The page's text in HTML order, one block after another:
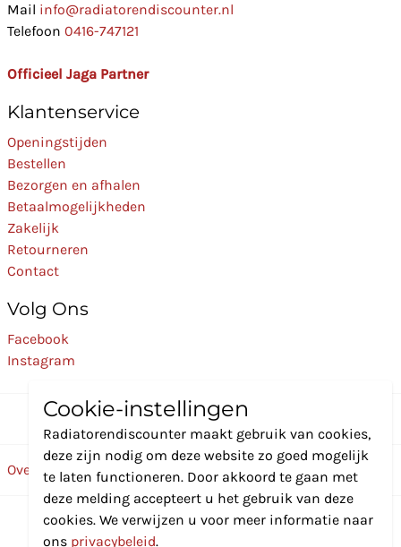
Mail info@radiatorendiscounter.nl
Telefoon 0416-747121
Officieel Jaga Partner
Klantenservice
Openingstijden
Bestellen
Bezorgen en afhalen
Betaalmogelijkheden
Zakelijk
Retourneren
Contact
Volg Ons
Facebook
Instagram
Over ons DisclaimerPrivacybeleid Algemene voorwaarden
© 2024 - RadiatorenDiscounter
Cookie-instellingen
Radiatorendiscounter maakt gebruik van cookies,
deze zijn nodig om deze website zo goed mogelijk
te laten functioneren. Door akkoord te gaan met
deze melding accepteert u het gebruik van deze
cookies. We verwijzen u voor meer informatie naar
ons privacybeleid.